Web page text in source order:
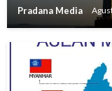
Pradana Media